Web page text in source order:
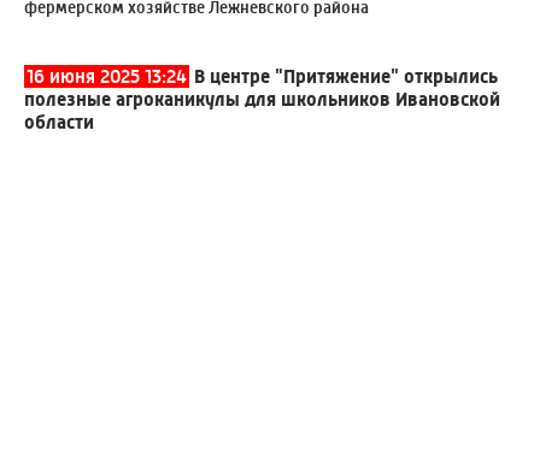
фермерском хозяйстве Лежневского района
16 июня 2025 13:24 В центре "Притяжение" открылись
полезные агроканикулы для школьников Ивановской
области